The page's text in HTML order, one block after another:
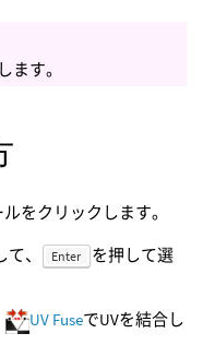
ます。
をクリックします。
、 Enter
を押して選
UV FuseでUVを結合し